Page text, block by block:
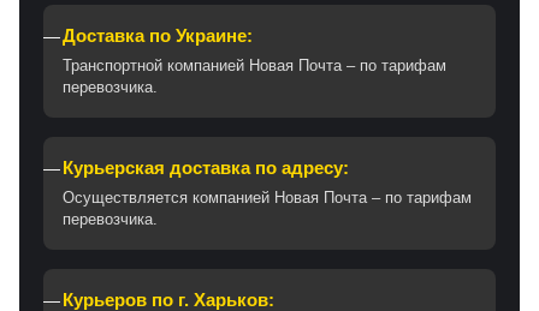
Доставка по Украине:
Транспортной компанией Новая Почта – по тарифам
перевозчика.
Курьерская доставка по адресу:
Осуществляется компанией Новая Почта – по тарифам
перевозчика.
Курьеров по г. Харьков: